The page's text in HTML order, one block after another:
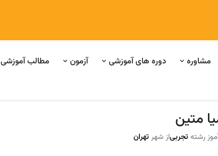
مشاوره دوره های آموزشی آزمون مطالب آموزشی
متین
رشتهتجربیاز شهرتهران